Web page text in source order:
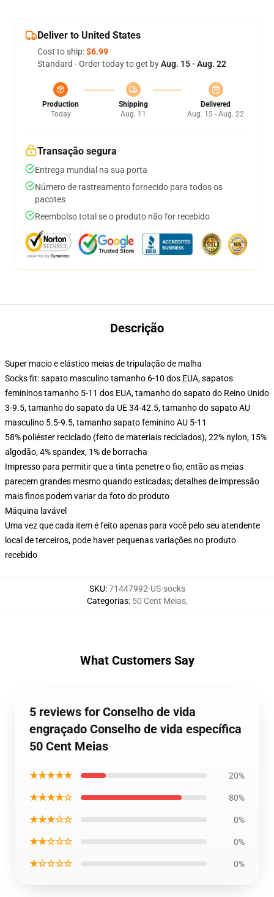
Deliver to United States
Cost to ship:$6.99
Standard - Order today to get byAug. 15 - Aug. 22
Production
Today
Shipping
Aug. 11
Delivered
Aug. 15 - Aug. 22
Transação segura
Entrega mundial na sua porta
Número de rastreamento fornecido para todos os
pacotes
Reembolso total se o produto não for recebido
Descrição
Super macio e elástico meias de tripulação de malha
Socks fit: sapato masculino tamanho 6-10 dos EUA, sapatos
femininos tamanho 5-11 dos EUA, tamanho do sapato do Reino Unido
3-9.5, tamanho do sapato da UE 34-42.5, tamanho do sapato AU
masculino 5.5-9.5, tamanho sapato feminino AU 5-11
58% poliéster reciclado (feito de materiais reciclados), 22% nylon, 15%
algodão, 4% spandex, 1% de borracha
Impresso para permitir que a tinta penetre o fio, então as meias
parecem grandes mesmo quando esticadas; detalhes de impressão
mais finos podem variar da foto do produto
Máquina lavável
Uma vez que cada item é feito apenas para você pelo seu atendente
local de terceiros, pode haver pequenas variações no produto
recebido
SKU:71447992-US-socks
Categorias: 50 Cent Meias,
What Customers Say
5 reviews for Conselho de vida
engraçado Conselho de vida específica
50 Cent Meias
★★★★★ 20%
★★★★☆ 80%
★★★☆☆ 0%
★★☆☆☆ 0%
★☆☆☆☆ 0%